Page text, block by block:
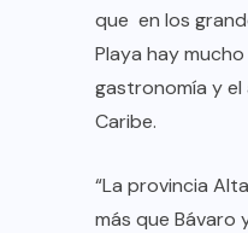
que en los
Playa hay
gastronomía y el
Caribe.
“La provincia
más que Bávaro